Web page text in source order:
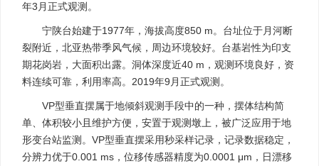
年3月正式观测。
宁陕台始建于1977年，海拔高度850 m。台址位于月河断
裂附近，北亚热带季风气候，周边环境较好。台基岩性为印支
期花岗岩，大面积出露。洞体深度近40 m，观测环境良好，资
料连续可靠，利用率高。2019年9月正式观测。
VP型垂直摆属于地倾斜观测手段中的一种，摆体结构简
单、体积较小且维护方便，安置于观测墩上，被广泛应用于地
形变台站监测。VP型垂直摆采用秒采样记录，记录数据稳定，
分辨力优于0.001 ms，位移传感器精度为0.0001 μm，日漂移